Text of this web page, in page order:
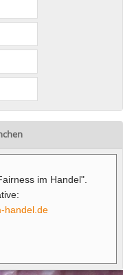
im Handel".
handel.de